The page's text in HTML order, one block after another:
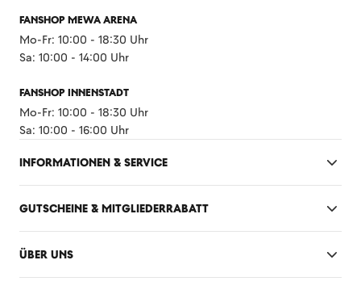
FANSHOP MEWA ARENA
Mo-Fr: 10:00 - 18:30 Uhr
Sa: 10:00 - 14:00 Uhr
FANSHOP INNENSTADT
Mo-Fr: 10:00 - 18:30 Uhr
Sa: 10:00 - 16:00 Uhr
INFORMATIONEN & SERVICE
GUTSCHEINE & MITGLIEDERRABATT
ÜBER UNS